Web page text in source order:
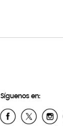
Síguenos en: